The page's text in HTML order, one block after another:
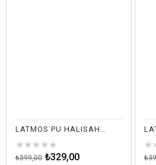
LATMOS PU HALISAHA SİYAH
★★★★★
₺329,00
₺399,00
★